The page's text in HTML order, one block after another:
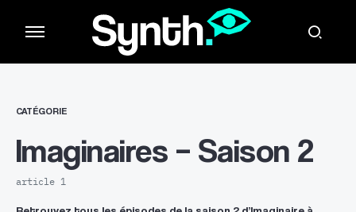
CATÉGORIE
Imaginaires – Saison 2
article 1